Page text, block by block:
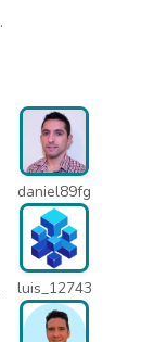
daniel89fg
luis_12743